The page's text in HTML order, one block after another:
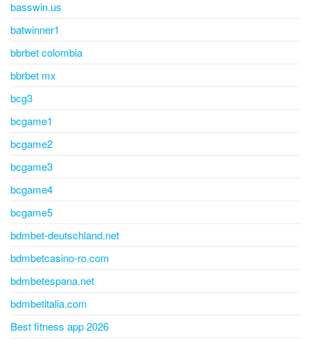
basswin.us
batwinner1
bbrbet colombia
bbrbet mx
bcg3
bcgame1
bcgame2
bcgame3
bcgame4
bcgame5
bdmbet-deutschland.net
bdmbetcasino-ro.com
bdmbetespana.net
bdmbetitalia.com
Best fitness app 2026